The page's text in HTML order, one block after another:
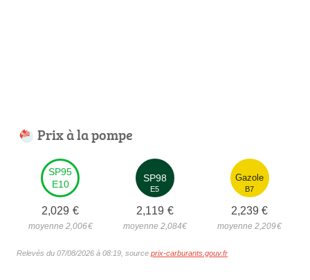
Prix à la pompe
SP95
E10
2,029 €
moyenne 2,006€
SP98
E5
2,119 €
moyenne 2,084€
Gazole
B7
2,239 €
moyenne 2,209€
Relevés du 07/08/2026 à 08:19, source prix-carburants.gouv.fr